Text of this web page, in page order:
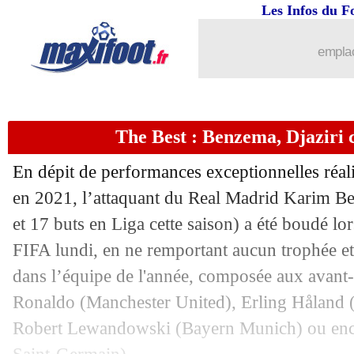
Les Infos du
The Best : Benzema, Djaziri
En dépit de performances exceptionnelles
en 2021, l’attaquant du Real Madrid Karim
et 17 buts en Liga cette saison) a été boudé
FIFA lundi, en ne remportant aucun trophée
dans l’équipe de l'année, composée aux
Ronaldo (Manchester United), Erling Håland
Robert Lewandowski (Bayern Munich) ou
Man Utd : Rangnick clôt la
18/01 Lille: Ben Arfa est "fit", selon
18/01 OM: Riolo voit du "fake" en Milik
18/01 Real: Newcastle a proposé 50 M€
18/01 OM : Kamara trop gourmand pour la
18/01 Miami : Matuidi sacrifié pour Luis
18/01 Everton: la Belgique retient Martinez